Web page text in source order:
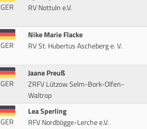
GER
RV Nottuln e.V.
GER
Nike Marie Flacke
RV St. Hubertus Ascheberg e. V.
GER
Jaane Preuß
ZRFV Lützow Selm-Bork-Olfen-
Waltrop
GER
Lea Sperling
RFV Nordbögge-Lerche e.V.